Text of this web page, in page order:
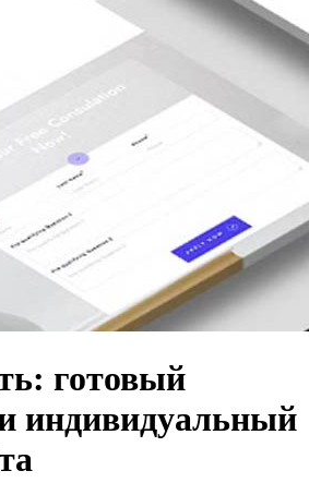
готовый
индивидуальный